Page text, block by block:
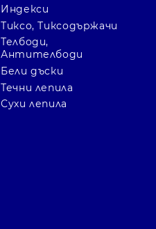
Индекси
Тиксо, Тиксодържачи
Телбоди,
Антителбоди
Бели дъски
Течни лепила
Сухи лепила